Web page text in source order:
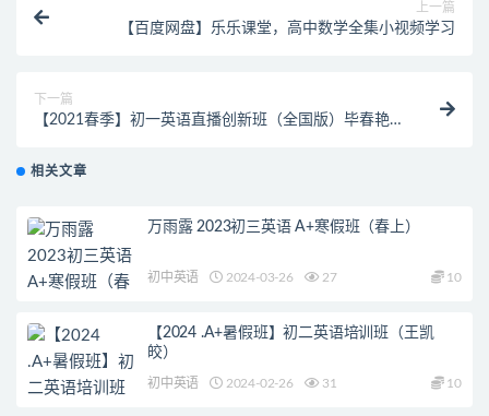
上一篇
【百度网盘】乐乐课堂，高中数学全集小视频学习
下一篇
【2021春季】初一英语直播创新班（全国版）毕春艳
相关文章
万雨露 2023初三英语 A+寒假班（春上）
初中英语 2024-03-26 27 10
【2024 .A+暑假班】初二英语培训班（王凯
皎）
初中英语 2024-02-26 31 10